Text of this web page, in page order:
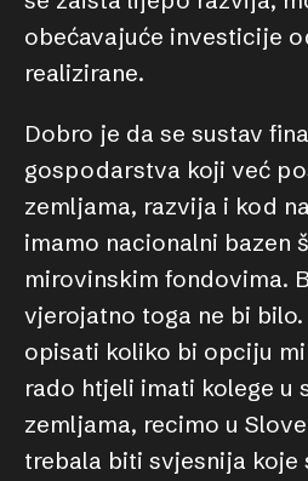
obećavajuće investicije
realizirane.
Dobro je da se sustav
gospodarstva koji već
zemljama, razvija i kod
imamo nacionalni bazen
mirovinskim fondovima.
vjerojatno toga ne bi
opisati koliko bi opciju
rado htjeli imati kolege u
zemljama, recimo u
trebala biti svjesnija koje